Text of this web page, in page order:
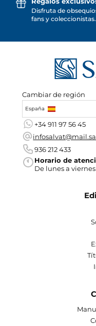
Disfruta de
fans y coleccionistas.
Cambiar de región
España
+34 911 97 56 45
936 212 433
Horario de
De lunes a